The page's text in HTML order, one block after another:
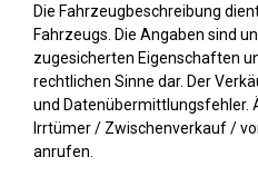
Die Fahrzeugbeschreibung
Fahrzeugs. Die Angaben sind
zugesicherten Eigenschaften
rechtlichen Sinne dar. Der
und Datenübermittlungsfehler.
Irrtümer / Zwischenverkauf /
anrufen.